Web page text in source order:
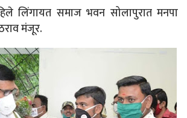
लिंगायत समाज भवन सोलापुरात मनपा
मंजूर.